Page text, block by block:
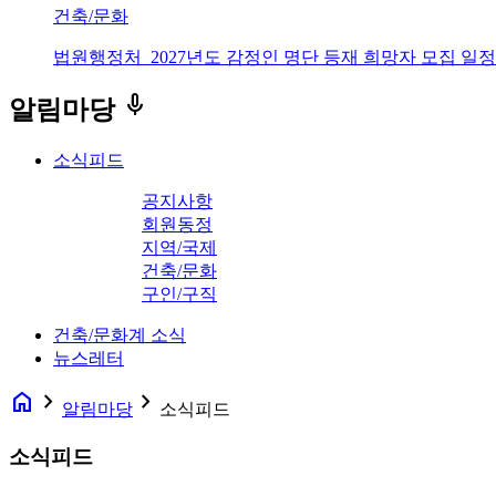
건축/문화
법원행정처_2027년도 감정인 명단 등재 희망자 모집 일
알림마당 keyboard_voice
소식피드
공지사항
회원동정
지역/국제
건축/문화
구인/구직
건축/문화계 소식
뉴스레터
home navigate_next 알림마당 navigate_next 소식피드
소식피드